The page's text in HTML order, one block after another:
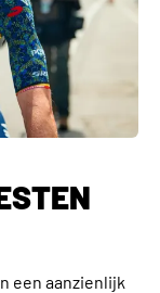
een aanzienlijk